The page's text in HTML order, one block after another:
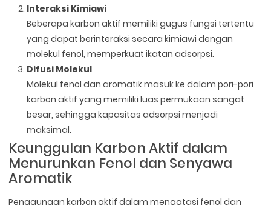
Interaksi Kimiawi
Beberapa karbon aktif memiliki gugus fungsi tertentu
yang dapat berinteraksi secara kimiawi dengan
molekul fenol, memperkuat ikatan adsorpsi.
Difusi Molekul
Molekul fenol dan aromatik masuk ke dalam pori-pori
karbon aktif yang memiliki luas permukaan sangat
besar, sehingga kapasitas adsorpsi menjadi
maksimal.
Keunggulan Karbon Aktif dalam
Menurunkan Fenol dan Senyawa
Aromatik
Penggunaan karbon aktif dalam mengatasi fenol dan